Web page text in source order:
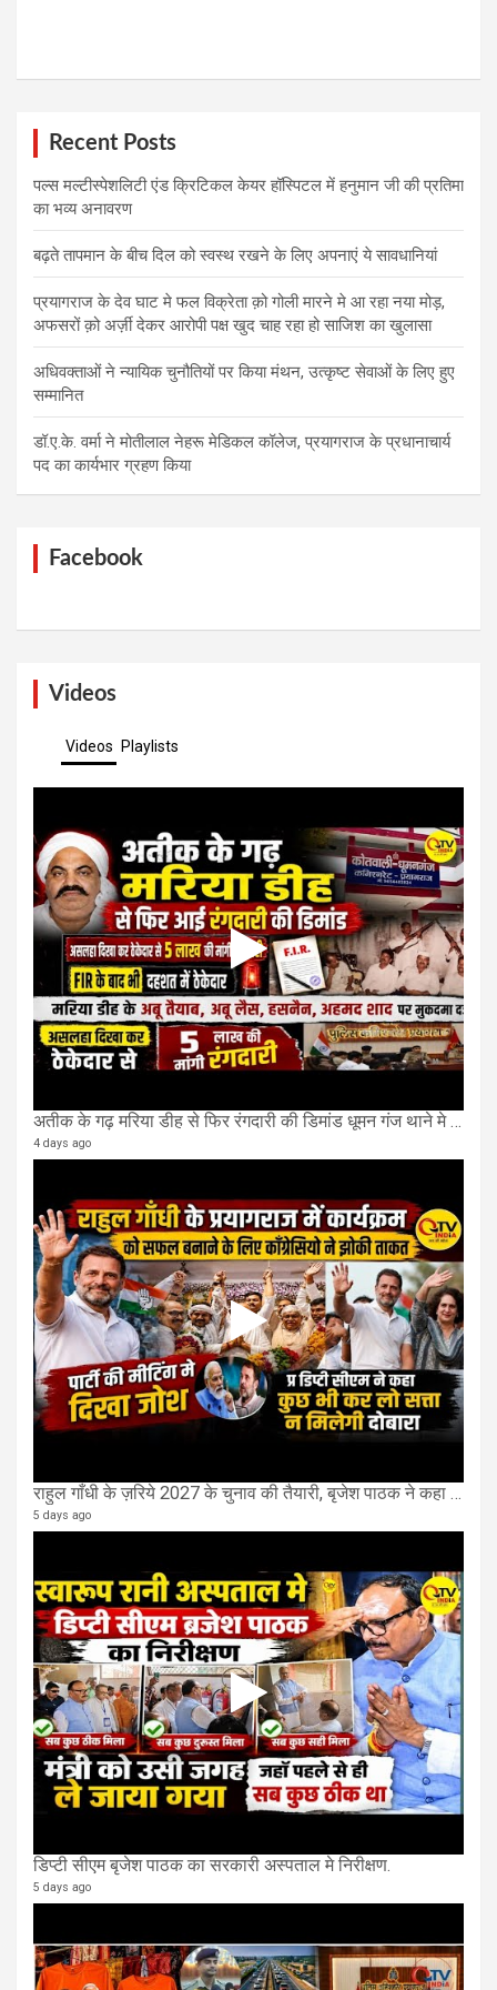
Recent Posts
पल्स मल्टीस्पेशलिटी एंड क्रिटिकल केयर हॉस्पिटल में हनुमान जी की प्रतिमा
का भव्य अनावरण
बढ़ते तापमान के बीच दिल को स्वस्थ रखने के लिए अपनाएं ये सावधानियां
प्रयागराज के देव घाट मे फल विक्रेता क़ो गोली मारने मे आ रहा नया मोड़,
अफसरों क़ो अर्ज़ी देकर आरोपी पक्ष खुद चाह रहा हो साजिश का खुलासा
अधिवक्ताओं ने न्यायिक चुनौतियों पर किया मंथन, उत्कृष्ट सेवाओं के लिए हुए
सम्मानित
डॉ.ए.के. वर्मा ने मोतीलाल नेहरू मेडिकल कॉलेज, प्रयागराज के प्रधानाचार्य
पद का कार्यभार ग्रहण किया
Facebook
Videos
Videos Playlists
अतीक के गढ़ मरिया डीह से फिर रंगदारी की डिमांड धूमन गंज थाने मे 4 के खिलाफ मुकदमा दर्ज
4 days ago
राहुल गाँधी के ज़रिये 2027 के चुनाव की तैयारी, बृजेश पाठक ने कहा चुक चुकी हैं कांग्रेस
5 days ago
डिप्टी सीएम बृजेश पाठक का सरकारी अस्पताल मे निरीक्षण.
5 days ago